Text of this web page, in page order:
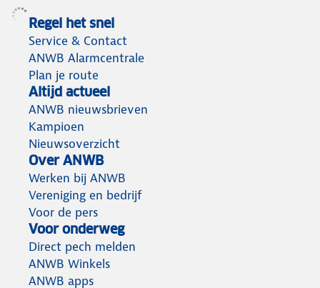
Regel het snel
Service & Contact
ANWB Alarmcentrale
Plan je route
Altijd actueel
ANWB nieuwsbrieven
Kampioen
Nieuwsoverzicht
Over ANWB
Werken bij ANWB
Vereniging en bedrijf
Voor de pers
Voor onderweg
Direct pech melden
ANWB Winkels
ANWB apps